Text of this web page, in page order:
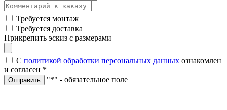
Требуется монтаж
Требуется доставка
Прикрепить эскиз с размерами
С политикой обработки персональных данных ознакомлен
и согласен *
Отправить "*" - обязательное поле